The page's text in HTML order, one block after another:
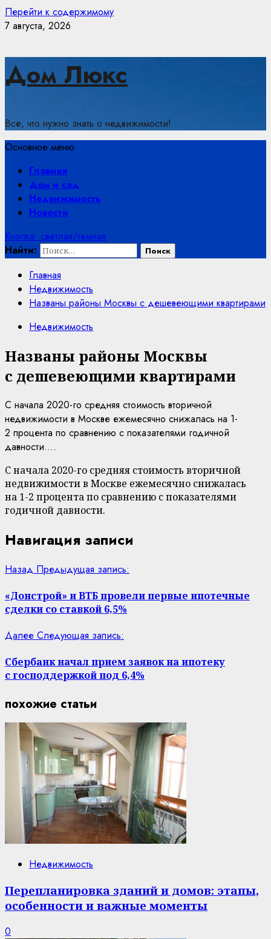
Перейти к содержимому
7 августа, 2026
Дом Люкс
Все, что нужно знать о недвижимости!
Основное меню
Главная
Дом и сад
Недвижимость
Новости
Кнопка: светлая/темная
Найти:
Главная
Недвижимость
Названы районы Москвы с дешевеющими квартирами
Недвижимость
Названы районы Москвы
с дешевеющими квартирами
С начала 2020-го средняя стоимость вторичной
недвижимости в Москве ежемесячно снижалась на 1-
2 процента по сравнению с показателями годичной
давности....
С начала 2020-го средняя стоимость вторичной
недвижимости в Москве ежемесячно снижалась
на 1-2 процента по сравнению с показателями
годичной давности.
Навигация записи
Назад Предыдущая запись:
«Донстрой» и ВТБ провели первые ипотечные
сделки со ставкой 6,5%
Далее Следующая запись:
Сбербанк начал прием заявок на ипотеку
с господдержкой под 6,4%
похожие статьи
Недвижимость
Перепланировка зданий и домов: этапы,
особенности и важные моменты
0